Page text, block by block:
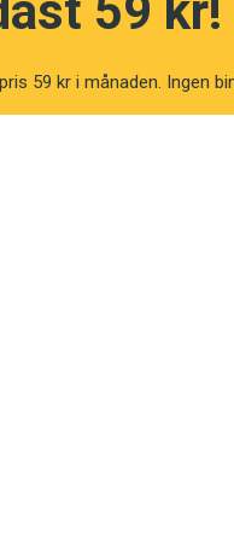
mot
en
59 kr i månaden. Ingen